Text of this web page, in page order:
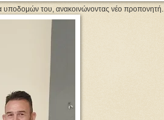
υποδομών του, ανακοινώνοντας νέο προπονητή...